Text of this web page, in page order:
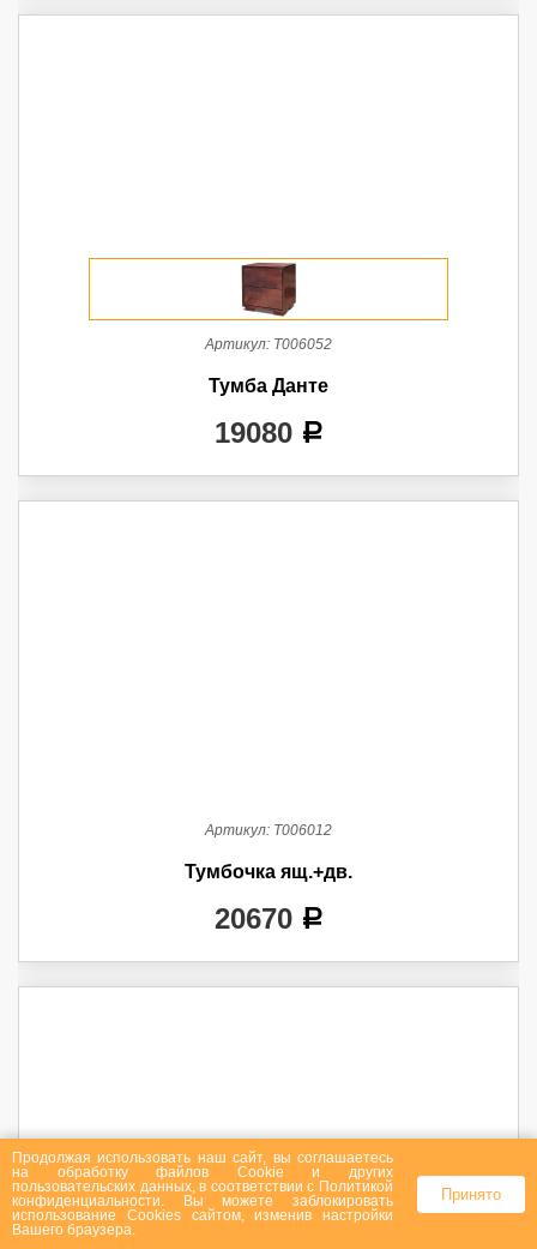
Артикул: Т006052
Тумба Данте
19080 a
Артикул: Т006012
Тумбочка ящ.+дв.
20670 a
Продолжая использовать наш сайт, вы соглашаетесь
на обработку файлов Сookie и других
пользовательских данных, в соответствии с Политикой
конфиденциальности . Вы можете заблокировать
использование Cookies сайтом, изменив настройки
Вашего браузера.
Принято